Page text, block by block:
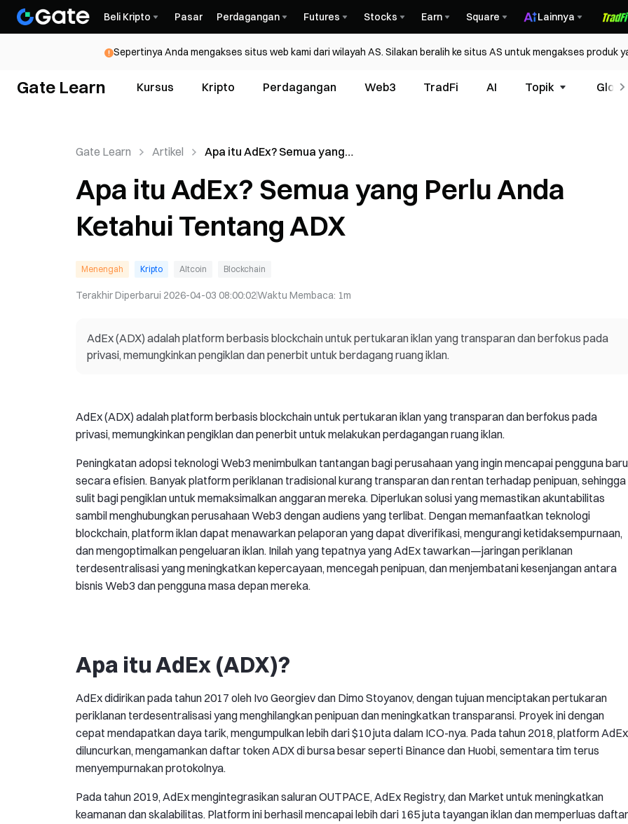
Beli Kripto Pasar Perdagangan Futures Stocks Earn Square Lainnya
Sepertinya Anda mengakses situs web kami dari wilayah AS. Silakan beralih ke situs AS untuk mengakses produk
Gate Learn Kursus Kripto Perdagangan Web3 TradFi AI Topik
Gate Learn Artikel
Apa itu AdEx? Semua yang
ADX
Apa itu AdEx? Semua yang Perlu Anda
Ketahui Tentang ADX
Menengah Kripto Altcoin Blockchain
Terakhir Diperbarui 2026-04-03 08:00:02Waktu Membaca: 1m
AdEx (ADX) adalah platform berbasis blockchain untuk pertukaran iklan yang transparan dan berfokus pada
privasi, memungkinkan pengiklan dan penerbit untuk berdagang ruang iklan.
AdEx (ADX) adalah platform berbasis blockchain untuk pertukaran iklan yang transparan dan berfokus pada
privasi, memungkinkan pengiklan dan penerbit untuk melakukan perdagangan ruang iklan.
Peningkatan adopsi teknologi Web3 menimbulkan tantangan bagi perusahaan yang ingin mencapai pengguna baru
secara efisien. Banyak platform periklanan tradisional kurang transparan dan rentan terhadap penipuan, sehingga
sulit bagi pengiklan untuk memaksimalkan anggaran mereka. Diperlukan solusi yang memastikan akuntabilitas
sambil menghubungkan perusahaan Web3 dengan audiens yang terlibat. Dengan memanfaatkan teknologi
blockchain, platform iklan dapat menawarkan pelaporan yang dapat diverifikasi, mengurangi ketidaksempurnaan,
dan mengoptimalkan pengeluaran iklan. Inilah yang tepatnya yang AdEx tawarkan—jaringan periklanan
terdesentralisasi yang meningkatkan kepercayaan, mencegah penipuan, dan menjembatani kesenjangan antara
bisnis Web3 dan pengguna masa depan mereka.
Apa itu AdEx (ADX)?
AdEx didirikan pada tahun 2017 oleh Ivo Georgiev dan Dimo Stoyanov, dengan tujuan menciptakan pertukaran
periklanan terdesentralisasi yang menghilangkan penipuan dan meningkatkan transparansi. Proyek ini dengan
cepat mendapatkan daya tarik, mengumpulkan lebih dari $10 juta dalam ICO-nya. Pada tahun 2018, platform AdEx
diluncurkan, mengamankan daftar token ADX di bursa besar seperti Binance dan Huobi, sementara tim terus
menyempurnakan protokolnya.
Pada tahun 2019, AdEx mengintegrasikan saluran OUTPACE, AdEx Registry, dan Market untuk meningkatkan
keamanan dan skalabilitas. Platform ini berhasil mencapai lebih dari 165 juta tayangan iklan dan memperluas daftar